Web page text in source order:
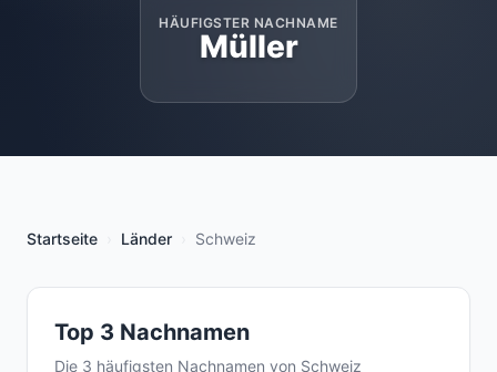
HÄUFIGSTER NACHNAME
Müller
Startseite Länder Schweiz
Top 3 Nachnamen
Die 3 häufigsten Nachnamen von Schweiz